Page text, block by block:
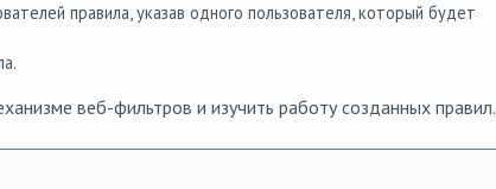
правила, указав одного пользователя, который будет
веб-фильтров и изучить работу созданных правил.